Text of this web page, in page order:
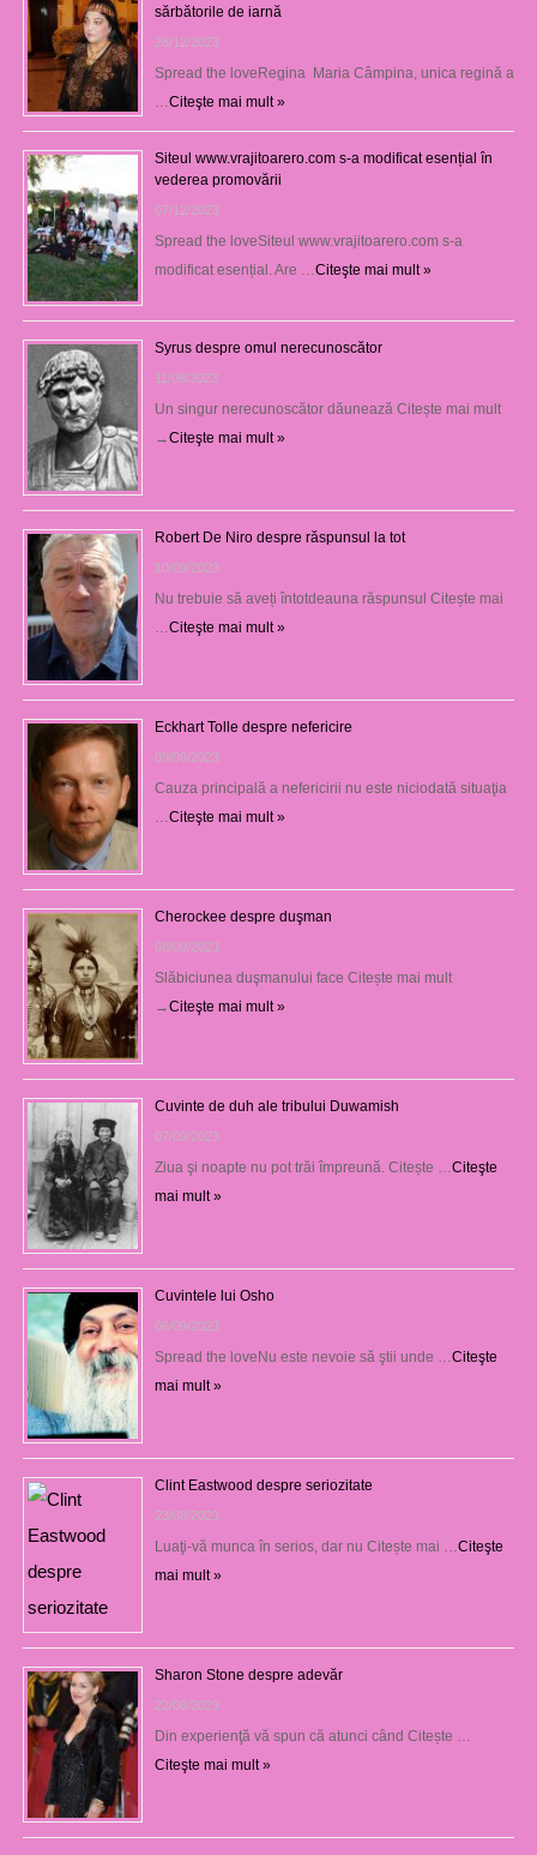
sărbătorile de iarnă
26/12/2023
Spread the loveRegina Maria Câmpina, unica regină a
…Citeşte mai mult »
Siteul www.vrajitoarero.com s-a modificat esențial în
vederea promovării
07/12/2023
Spread the loveSiteul www.vrajitoarero.com s-a
modificat esențial. Are …Citeşte mai mult »
Syrus despre omul nerecunoscător
11/09/2023
Un singur nerecunoscător dăunează Citește mai mult
→Citeşte mai mult »
Robert De Niro despre răspunsul la tot
10/09/2023
Nu trebuie să aveți întotdeauna răspunsul Citește mai
…Citeşte mai mult »
Eckhart Tolle despre nefericire
09/09/2023
Cauza principală a nefericirii nu este niciodată situaţia
…Citeşte mai mult »
Cherockee despre duşman
08/09/2023
Slăbiciunea duşmanului face Citește mai mult
→Citeşte mai mult »
Cuvinte de duh ale tribului Duwamish
07/09/2023
Ziua şi noapte nu pot trăi împreună. Citește …Citeşte
mai mult »
Cuvintele lui Osho
06/09/2023
Spread the loveNu este nevoie să ştii unde …Citeşte
mai mult »
Clint Eastwood despre seriozitate
23/08/2023
Luaţi-vă munca în serios, dar nu Citește mai …Citeşte
mai mult »
Sharon Stone despre adevăr
22/08/2023
Din experienţă vă spun că atunci când Citește …
Citeşte mai mult »